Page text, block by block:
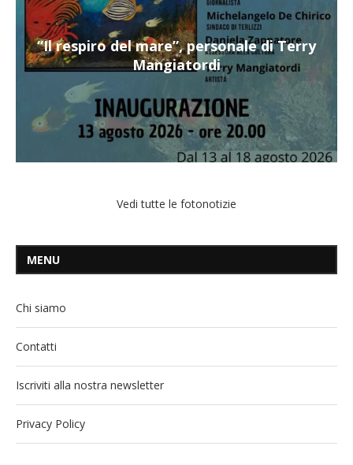
“Il respiro del mare”, personale di Terry
Mangiatordi
Vedi tutte le fotonotizie
MENU
Chi siamo
Contatti
Iscriviti alla nostra newsletter
Privacy Policy